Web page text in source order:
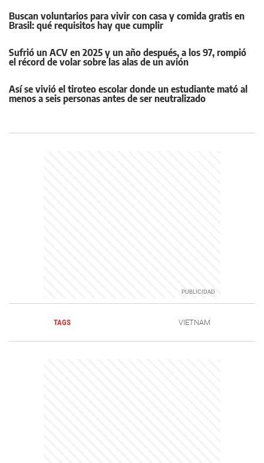
Buscan voluntarios para vivir con casa y comida gratis en
Brasil: qué requisitos hay que cumplir
Sufrió un ACV en 2025 y un año después, a los 97, rompió
el récord de volar sobre las alas de un avión
Así se vivió el tiroteo escolar donde un estudiante mató al
menos a seis personas antes de ser neutralizado
TAGS VIETNAM